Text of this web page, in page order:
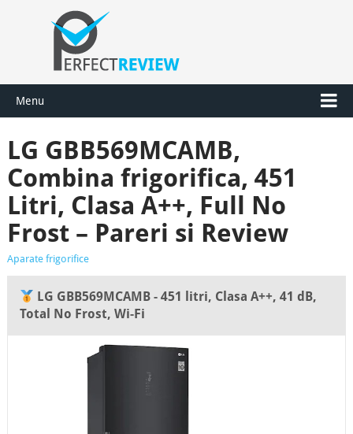
Menu
LG GBB569MCAMB,
Combina frigorifica, 451
Litri, Clasa A++, Full No
Frost – Pareri si Review
Aparate frigorifice
LG GBB569MCAMB - 451 litri, Clasa A++, 41 dB,
Total No Frost, Wi-Fi